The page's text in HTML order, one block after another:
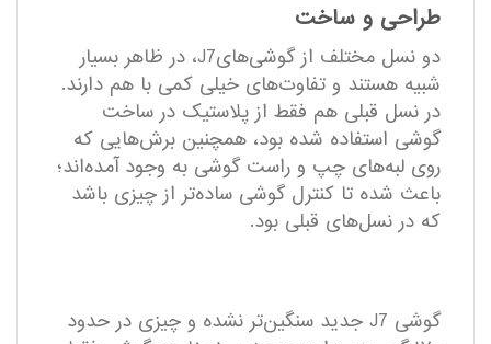
طراحی و ساخت
دو نسل مختلف از گوشی‌هایJ7، در ظاهر بسیار
شبیه هستند و تفاوت‌های خیلی کمی با هم دارند.
در نسل قبلی هم فقط از پلاستیک در ساخت
گوشی استفاده‌ شده بود، همچنین برش‌هایی که
روی لبه‌های چپ و راست گوشی به وجود آمده‌اند؛
باعث شده‌ تا کنترل گوشی ساده‌تر از چیزی باشد
که در نسل‌های قبلی بود.
گوشی J7 جدید سنگین‌تر نشده و چیزی در حدود